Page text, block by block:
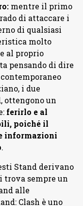
mentre il primo
di attaccare i
di qualsiasi
molto
al proprio
pensando di dire
i due
ottengono un
ferirlo e al
poiché il
informazioni
.
Stand derivano
sempre un
alle
Clash è uno